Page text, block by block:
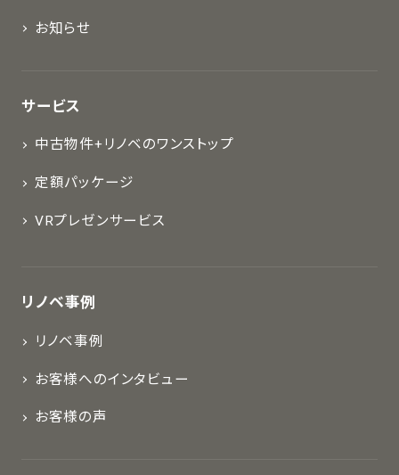
お知らせ
サービス
中古物件+リノベのワンストップ
定額パッケージ
VRプレゼンサービス
リノベ事例
リノベ事例
お客様へのインタビュー
お客様の声